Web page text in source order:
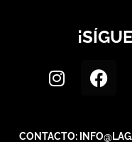
CONTACTO: